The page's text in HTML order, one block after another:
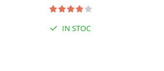
IN STOC